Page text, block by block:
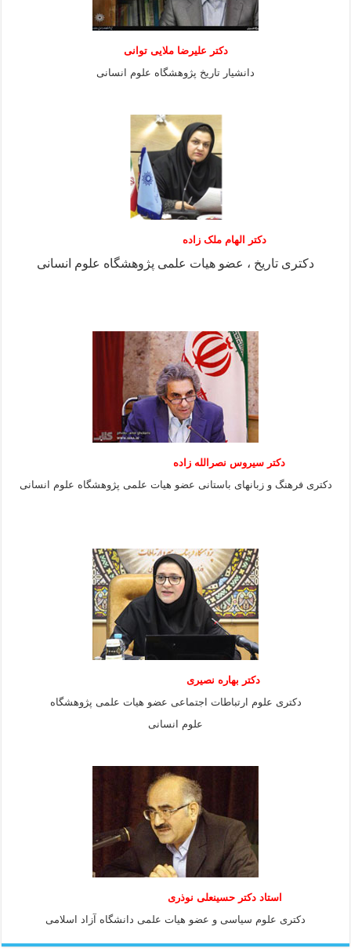
دكتر عليرضا ملايى توانی
دانشيار تاريخ پژوهشگاه علوم انسانی
دکتر الهام ملک زاده
دکتری تاریخ ، عضو هیات علمی پژوهشگاه علوم انسانی
دکتر سیروس نصرالله زاده
دکتری فرهنگ و زبانهای باستانی عضو هیات علمی پژوهشگاه علوم انسانی
دکتر بهاره نصیری
دکتری علوم ارتباطات اجتماعی عضو هیات علمی پژوهشگاه
علوم انسانی
استاد دكتر حسينعلی نوذری
دكتری علوم سياسی و عضو هيات علمی دانشگاه آزاد اسلامی